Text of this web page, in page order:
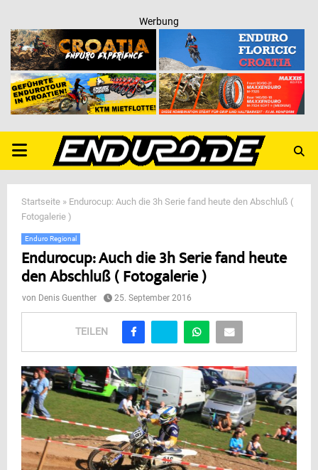
Werbung
PRIMARY
MENU
Startseite » Endurocup: Auch die 3h Serie fand heute den Abschluß (
Fotogalerie )
Enduro Regional
Endurocup: Auch die 3h Serie fand heute
den Abschluß ( Fotogalerie )
von Denis Guenther 25. September 2016
TEILEN